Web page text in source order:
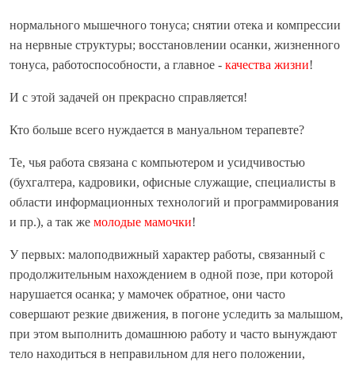
нормального мышечного тонуса; снятии отека и компрессии
на нервные структуры; восстановлении осанки, жизненного
тонуса, работоспособности, а главное - качества жизни!
И с этой задачей он прекрасно справляется!
Кто больше всего нуждается в мануальном терапевте?
Те, чья работа связана с компьютером и усидчивостью
(бухгалтера, кадровики, офисные служащие, специалисты в
области информационных технологий и программирования
и пр.), а так же молодые мамочки!
У первых: малоподвижный характер работы, связанный с
продолжительным нахождением в одной позе, при которой
нарушается осанка; у мамочек обратное, они часто
совершают резкие движения, в погоне уследить за малышом,
при этом выполнить домашнюю работу и часто вынуждают
тело находиться в неправильном для него положении,